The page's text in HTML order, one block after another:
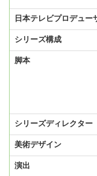
日本テレビプロデュー
シリーズ構成
脚本
シリーズディレクター
美術デザイン
演出